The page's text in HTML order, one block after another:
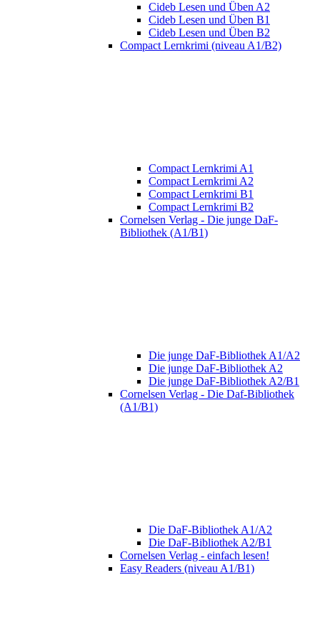
Cideb Lesen und Üben A2
Cideb Lesen und Üben B1
Cideb Lesen und Üben B2
Compact Lernkrimi (niveau A1/B2)
Compact Lernkrimi A1
Compact Lernkrimi A2
Compact Lernkrimi B1
Compact Lernkrimi B2
Cornelsen Verlag - Die junge DaF-
Bibliothek (A1/B1)
Die junge DaF-Bibliothek A1/A2
Die junge DaF-Bibliothek A2
Die junge DaF-Bibliothek A2/B1
Cornelsen Verlag - Die Daf-Bibliothek
(A1/B1)
Die DaF-Bibliothek A1/A2
Die DaF-Bibliothek A2/B1
Cornelsen Verlag - einfach lesen!
Easy Readers (niveau A1/B1)